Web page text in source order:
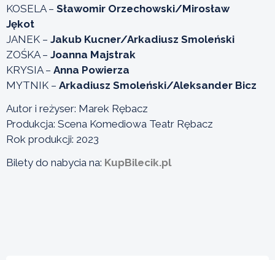
KOSELA – Sławomir Orzechowski/Mirosław
Jękot
JANEK – Jakub Kucner/Arkadiusz Smoleński
ZOŚKA – Joanna Majstrak
KRYSIA – Anna Powierza
MYTNIK – Arkadiusz Smoleński/Aleksander Bicz
Autor i reżyser: Marek Rębacz
Produkcja: Scena Komediowa Teatr Rębacz
Rok produkcji: 2023
Bilety do nabycia na: KupBilecik.pl